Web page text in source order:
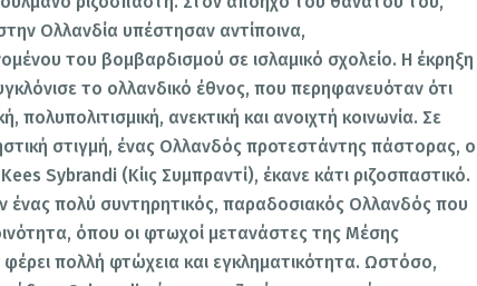
Ολλανδία υπέστησαν αντίποινα,
του βομβαρδισμού σε ισλαμικό σχολείο. Η έκρηξη
το ολλανδικό έθνος, που περηφανευόταν ότι
πολυπολιτισμική, ανεκτική και ανοιχτή κοινωνία. Σε
στιγμή, ένας Ολλανδός προτεστάντης πάστορας, ο
Sybrandi (Κίις Συμπραντί), έκανε κάτι ριζοσπαστικό.
ένας πολύ συντηρητικός, παραδοσιακός Ολλανδός που
όπου οι φτωχοί μετανάστες της Μέσης
φέρει πολλή φτώχεια και εγκληματικότητα. Ωστόσο,